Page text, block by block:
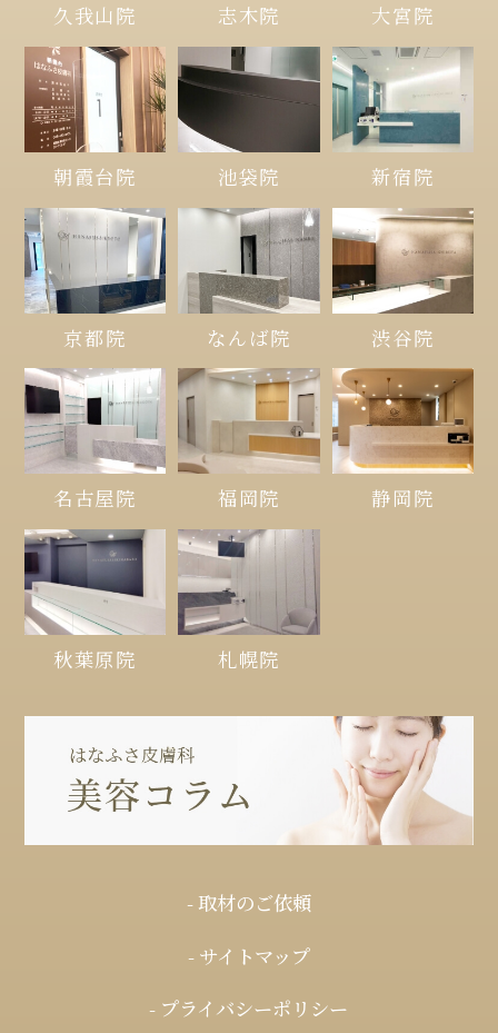
久我山院 志木院 大宮院
朝霞台院 池袋院 新宿院
京都院 なんば院 渋谷院
名古屋院 福岡院 静岡院
秋葉原院 札幌院
- 取材のご依頼
- サイトマップ
- プライバシーポリシー